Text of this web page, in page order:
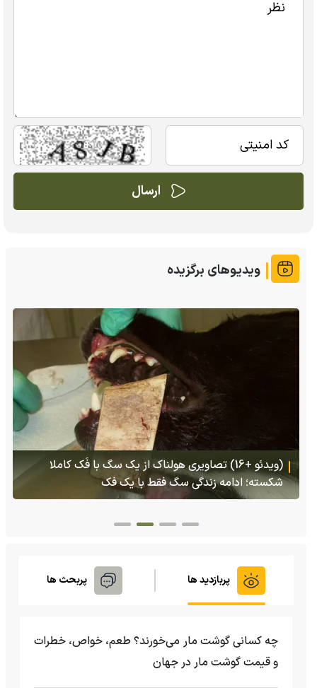
ویدیوهای برگزیده
(ویدئو) تولد یک گکوی دو سر در پنسیلوانیا
پربازدید ها پربحث ها
چه کسانی گوشت مار می‌خورند؟ طعم، خواص، خطرات
و قیمت گوشت مار در جهان